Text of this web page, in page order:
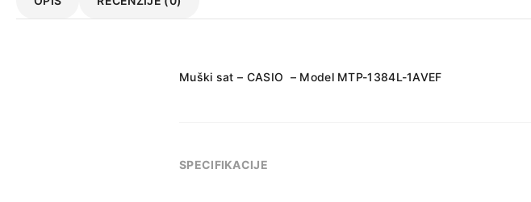
Muški sat – CASIO – Model MTP-1384L-1AVEF
SPECIFIKACIJE